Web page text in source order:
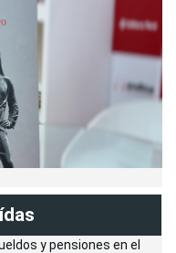
y pensiones en el